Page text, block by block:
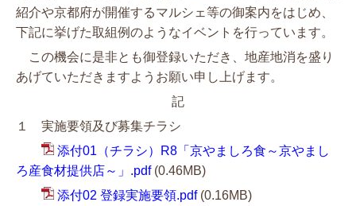
紹介や京都府が開催するマルシェ等の御案内をはじめ、
下記に挙げた取組例のようなイベントを行っています。
この機会に是非とも御登録いただき、地産地消を盛り
あげていただきますようお願い申し上げます。
記
１ 実施要領及び募集チラシ
添付01（チラシ）R8「京やましろ食～京やまし
ろ産食材提供店～」.pdf (0.46MB)
添付02 登録実施要領.pdf (0.16MB)